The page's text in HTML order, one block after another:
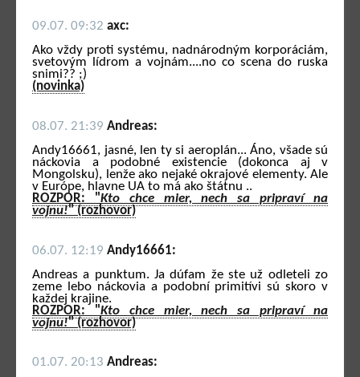
09.07. 09:32 axc:
Ako vždy proti systému, nadnárodným korporáciám,
svetovým lídrom a vojnám....no co scena do ruska
snimi?? ;)
(novinka)
08.07. 21:39 Andreas:
Andy16661, jasné, len ty si aeroplán... Áno, všade sú
náckovia a podobné existencie (dokonca aj v
Mongolsku), lenže ako nejaké okrajové elementy. Ale
v Európe, hlavne UA to má ako štátnu ..
ROZPOR: "Kto chce mier, nech sa pripraví na
vojnu!" (rozhovor)
06.07. 12:19 Andy16661:
Andreas a punktum. Ja dúfam že ste už odleteli zo
zeme lebo náckovia a podobní primitívi sú skoro v
každej krajine.
ROZPOR: "Kto chce mier, nech sa pripraví na
vojnu!" (rozhovor)
01.07. 20:13 Andreas: